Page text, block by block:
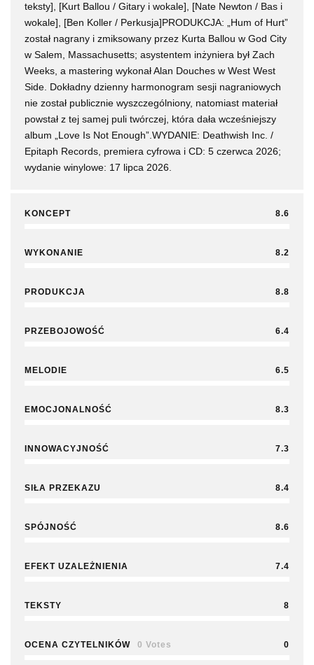
teksty], [Kurt Ballou / Gitary i wokale], [Nate Newton / Bas i
wokale], [Ben Koller / Perkusja]PRODUKCJA: „Hum of Hurt”
został nagrany i zmiksowany przez Kurta Ballou w God City
w Salem, Massachusetts; asystentem inżyniera był Zach
Weeks, a mastering wykonał Alan Douches w West West
Side. Dokładny dzienny harmonogram sesji nagraniowych
nie został publicznie wyszczególniony, natomiast materiał
powstał z tej samej puli twórczej, która dała wcześniejszy
album „Love Is Not Enough”.WYDANIE: Deathwish Inc. /
Epitaph Records, premiera cyfrowa i CD: 5 czerwca 2026;
wydanie winylowe: 17 lipca 2026.
KONCEPT 8.6
WYKONANIE 8.2
PRODUKCJA 8.8
PRZEBOJOWOŚĆ 6.4
MELODIE 6.5
EMOCJONALNOŚĆ 8.3
INNOWACYJNOŚĆ 7.3
SIŁA PRZEKAZU 8.4
SPÓJNOŚĆ 8.6
EFEKT UZALEŻNIENIA 7.4
TEKSTY 8
OCENA CZYTELNIKÓW 0 Votes 0